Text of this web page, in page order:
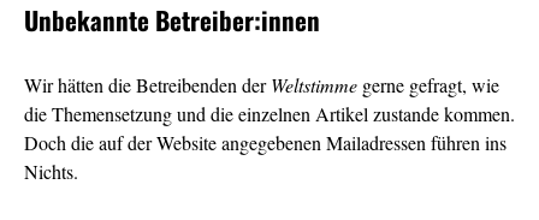
Unbekannte Betreiber:innen
Wir hätten die Betreibenden derWeltstimme gerne gefragt, wie
die Themensetzung und die einzelnen Artikel zustande kommen.
Doch die auf der Website angegebenen Mailadressen führen ins
Nichts.